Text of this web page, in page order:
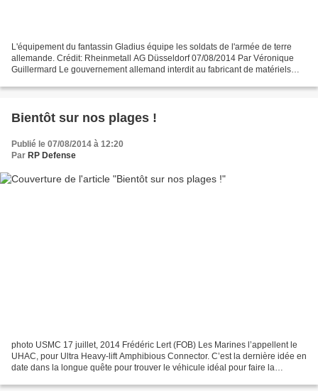
L'équipement du fantassin Gladius équipe les soldats de l'armée de terre
allemande. Crédit: Rheinmetall AG Düsseldorf 07/08/2014 Par Véronique
Guillermard Le gouvernement allemand interdit au fabricant de matériels
Bientôt sur nos plages !
Publié le 07/08/2014 à 12:20
Par RP Defense
photo USMC 17 juillet, 2014 Frédéric Lert (FOB) Les Marines l’appellent le
UHAC, pour Ultra Heavy-lift Amphibious Connector. C’est la dernière idée en
date dans la longue quête pour trouver le véhicule idéal pour faire la